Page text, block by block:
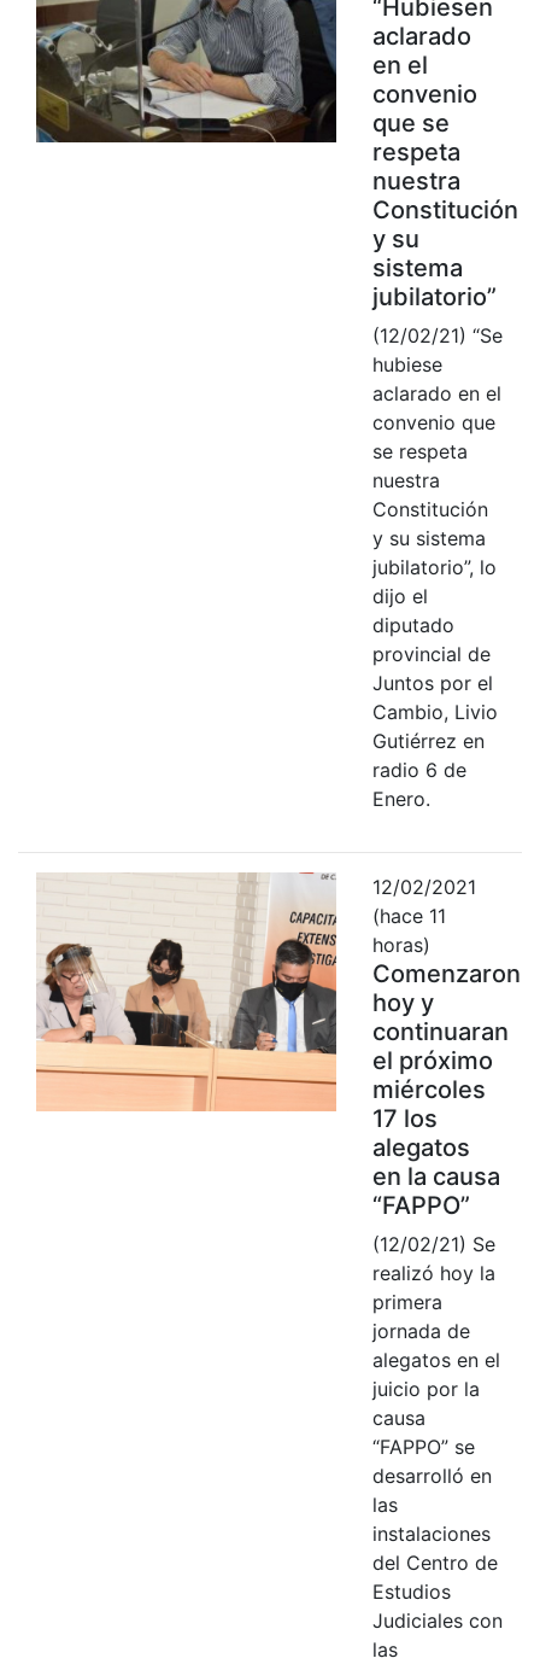
“Hubiesen
aclarado
en el
convenio
que se
respeta
nuestra
Constitución
y su
sistema
jubilatorio”
(12/02/21) “Se
hubiese
aclarado en el
convenio que
se respeta
nuestra
Constitución
y su sistema
jubilatorio”, lo
dijo el
diputado
provincial de
Juntos por el
Cambio, Livio
Gutiérrez en
radio 6 de
Enero.
12/02/2021
(hace 11
horas)
Comenzaron
hoy y
continuaran
el próximo
miércoles
17 los
alegatos
en la causa
“FAPPO”
(12/02/21) Se
realizó hoy la
primera
jornada de
alegatos en el
juicio por la
causa
“FAPPO” se
desarrolló en
las
instalaciones
del Centro de
Estudios
Judiciales con
las